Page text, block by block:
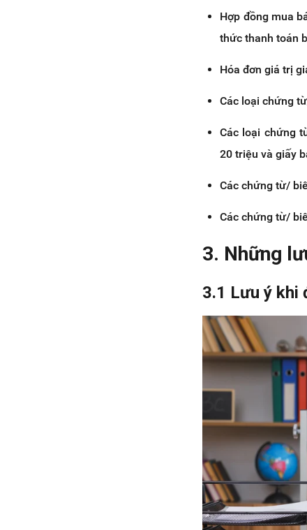
Hợp đồng mua
thức thanh toán
Hóa đơn giá trị
Các loại chứng
Các loại chứng
20 triệu và giấy
Các chứng từ/
Các chứng từ/
3. Những
3.1 Lưu ý khi